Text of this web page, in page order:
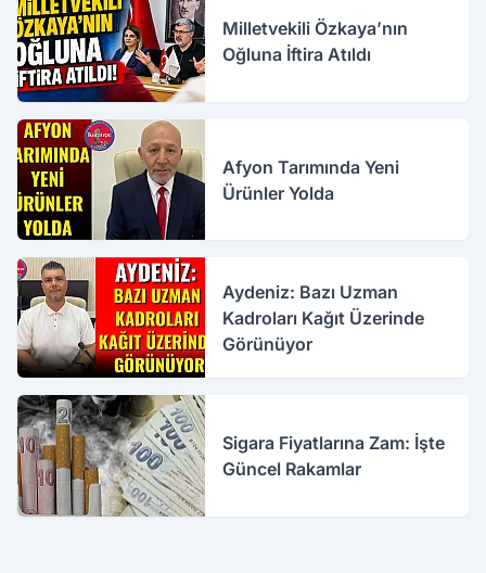
Milletvekili Özkaya’nın
Oğluna İftira Atıldı
Afyon Tarımında Yeni
Ürünler Yolda
Aydeniz: Bazı Uzman
Kadroları Kağıt Üzerinde
Görünüyor
Sigara Fiyatlarına Zam: İşte
Güncel Rakamlar